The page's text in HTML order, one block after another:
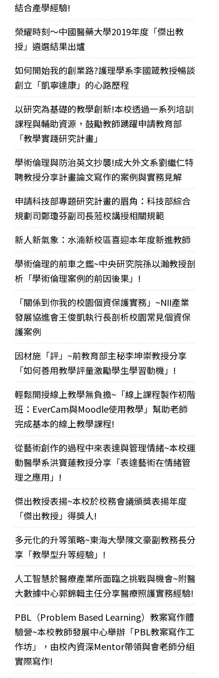
結合產學經驗!
榮耀時刻～中國醫藥大學2019年度「傑出教
授」遴選結果出爐
如何開始我的創業路?護理學系李國箴教授暢談
創立「凱寧達康」的心路歷程
以研究為基礎的教學創新!本校透過一系列培訓
課程與輔助資源，鼓勵教師踴躍申請教育部
「教學實踐研究計畫」
學術倫理與防治英文抄襲!成大外文系劉繼仁特
聘教授分享計畫論文寫作的案例與實務見解
申請科技部專題研究計畫的眉角：科技部綜合
規劃司鄭瓊芬副司長蒞校講授相關規範
新人新氣象：水湳新校區喜迎本年度新進教師
學術倫理的前車之鑑~中央研究院孫以瀚教授剖
析「學術倫理案例的前因後果」!
「關係到你我的校園個資保護實務」~NII產業
發展協進會王俊凱執行長剖析校園常見個資保
護案例
因材施「評」~前教育部主秘李坤崇教授分享
「如何善用教學評量激勵學生學習動機」!
輕鬆開授線上教學無負擔~「線上課程製作初階
班：EverCam與Moodle使用教學」幫助老師
完成基本的線上教學課程!
從藝術創作的過程中來表達與管理情緒~本校運
動醫學系洪寶蓮教授分享「表達藝術在情緒管
理之應用」!
傑出教授表揚~本校於校務會議頒獎表揚年度
「傑出教授」得獎人!
多元化的升等策略~東海大學陳文豪副教務長分
享「教學型升等經驗」!
人工智慧於醫療產業所面臨之挑戰與機會~附醫
大數據中心郭錦輯主任分享醫療照護實務經驗!
PBL（Problem Based Learning）教案寫作體
驗營~本校教師發展中心舉辦「PBL教案寫作工
作坊」，由校內資深Mentor帶領與會老師分組
實際寫作!